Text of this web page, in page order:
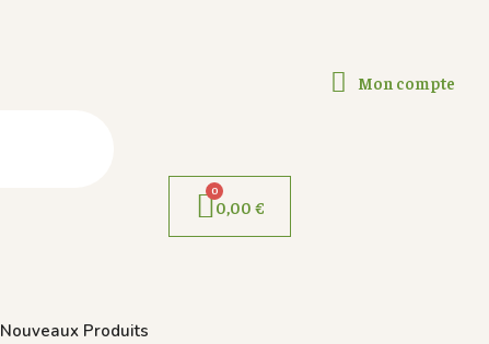
0,00 €
Mon compte
Nouveaux Produits